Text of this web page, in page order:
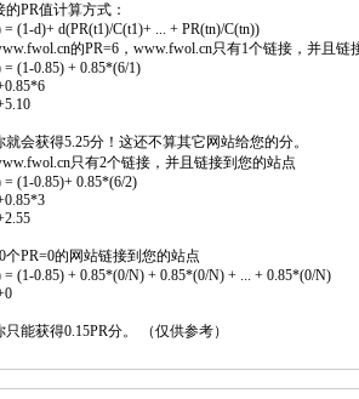
的PR值计算方式：
= (1-d)+ d(PR(t1)/C(t1)+ ... + PR(tn)/C(tn))
的PR=6，www.fwol.cn只有1个链接，并且链
= (1-0.85) + 0.85*(6/1)
就会获得5.25分！这还不算其它网站给您的分。
只有2个链接，并且链接到您的站点
= (1-0.85)+ 0.85*(6/2)
个PR=0的网站链接到您的站点
= (1-0.85) + 0.85*(0/N) + 0.85*(0/N) + ... + 0.85*(0/N)
只能获得0.15PR分。 （仅供参考）